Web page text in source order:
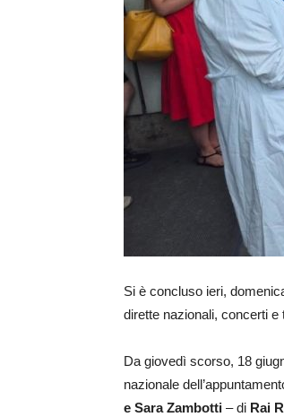
Si è concluso ieri,
dirette nazionali, concerti
Da giovedì scorso, 18
nazionale
e Sara Zambotti – di Rai